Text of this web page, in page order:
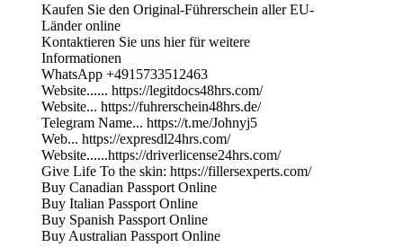
Kaufen Sie den Original-Führerschein aller EU-
Länder online
Kontaktieren Sie uns hier für weitere
Informationen
WhatsApp +4915733512463
Website...... https://legitdocs48hrs.com/
Website... https://fuhrerschein48hrs.de/
Telegram Name... https://t.me/Johnyj5
Web... https://expresdl24hrs.com/
Website......https://driverlicense24hrs.com/
Give Life To the skin: https://fillersexperts.com/
Buy Canadian Passport Online
Buy Italian Passport Online
Buy Spanish Passport Online
Buy Australian Passport Online